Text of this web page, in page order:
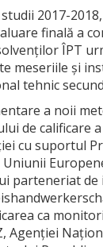
2017-
finală a
ÎPT
meseriile și
tehnic
a noii
de calificare
cu suportul
parteneriat
ca
Agenției